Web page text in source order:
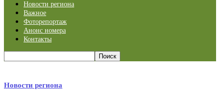
Новости региона
Важное
Фоторепортаж
Анонс номера
Контакты
Новости региона